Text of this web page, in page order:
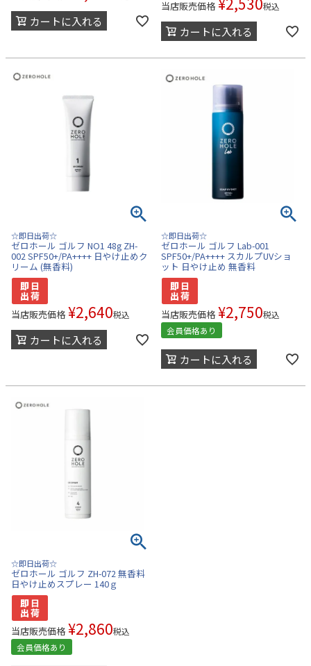
カートに入れる
当店販売価格 税込
カートに入れる
☆即日出荷☆
ゼロホール ゴルフ NO1 48g ZH-
002 SPF50+/PA++++ 日やけ止めク
リーム (無香料)
当店販売価格 ¥2,640税込
カートに入れる
☆即日出荷☆
ゼロホール ゴルフ Lab-001
SPF50+/PA++++ スカルプUVショ
ット 日やけ止め 無香料
当店販売価格 ¥2,750税込
会員価格あり
カートに入れる
☆即日出荷☆
ゼロホール ゴルフ ZH-072 無香料
日やけ止めスプレー 140ｇ
当店販売価格 ¥2,860税込
会員価格あり